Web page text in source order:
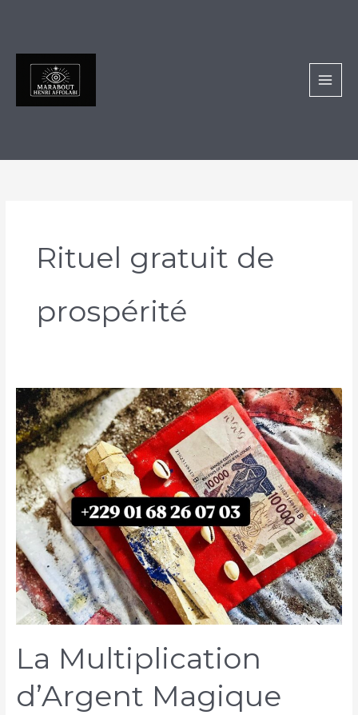
Rituel gratuit de
prospérité
La Multiplication
d’Argent Magique